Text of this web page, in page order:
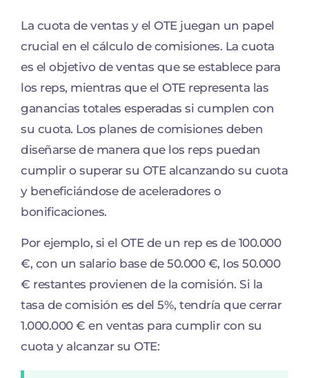
La cuota de ventas y el OTE juegan un papel
crucial en el cálculo de comisiones. La cuota
es el objetivo de ventas que se establece para
los reps, mientras que el OTE representa las
ganancias totales esperadas si cumplen con
su cuota. Los planes de comisiones deben
diseñarse de manera que los reps puedan
cumplir o superar su OTE alcanzando su cuota
y beneficiándose de aceleradores o
bonificaciones.
Por ejemplo, si el OTE de un rep es de 100.000
€, con un salario base de 50.000 €, los 50.000
€ restantes provienen de la comisión. Si la
tasa de comisión es del 5%, tendría que cerrar
1.000.000 € en ventas para cumplir con su
cuota y alcanzar su OTE: